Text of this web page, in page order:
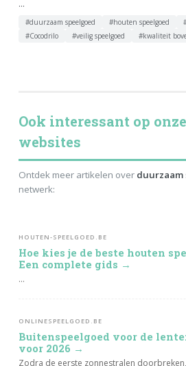
...
#duurzaam speelgoed #houten speelgoed
#Cocodrilo
#veilig speelgoed #kwaliteit
Ook interessant op
websites
Ontdek meer artikelen over duurzaam
netwerk:
HOUTEN-SPEELGOED.BE
Hoe kies je de beste houten
Een complete gids →
...
ONLINESPEELGOED.BE
Buitenspeelgoed voor de
voor 2026 →
Zodra de eerste zonnestralen